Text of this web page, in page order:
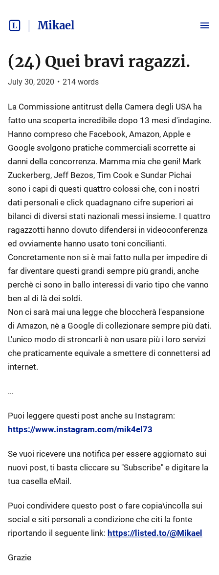
Mikael
(24) Quei bravi ragazzi.
July 30, 2020 • 214 words
La Commissione antitrust della Camera degli USA ha
fatto una scoperta incredibile dopo 13 mesi d'indagine.
Hanno compreso che Facebook, Amazon, Apple e
Google svolgono pratiche commerciali scorrette ai
danni della concorrenza. Mamma mia che geni! Mark
Zuckerberg, Jeff Bezos, Tim Cook e Sundar Pichai
sono i capi di questi quattro colossi che, con i nostri
dati personali e click quadagnano cifre superiori ai
bilanci di diversi stati nazionali messi insieme. I quattro
ragazzotti hanno dovuto difendersi in videoconferenza
ed ovviamente hanno usato toni concilianti.
Concretamente non si è mai fatto nulla per impedire di
far diventare questi grandi sempre più grandi, anche
perchè ci sono in ballo interessi di vario tipo che vanno
ben al di là dei soldi.
Non ci sarà mai una legge che bloccherà l'espansione
di Amazon, nè a Google di collezionare sempre più dati.
L'unico modo di stroncarli è non usare più i loro servizi
che praticamente equivale a smettere di connettersi ad
internet.
...
Puoi leggere questi post anche su Instagram:
https://www.instagram.com/mik4el73
Se vuoi ricevere una notifica per essere aggiornato sui
nuovi post, ti basta cliccare su "Subscribe" e digitare la
tua casella eMail.
Puoi condividere questo post o fare copia\incolla sui
social e siti personali a condizione che citi la fonte
riportando il seguente link: https://listed.to/@Mikael
Grazie